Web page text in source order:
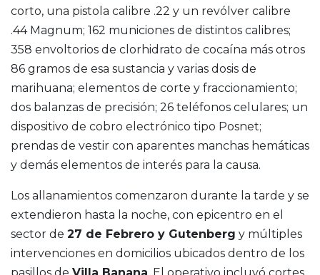
corto, una pistola calibre .22 y un revólver calibre
.44 Magnum; 162 municiones de distintos calibres;
358 envoltorios de clorhidrato de cocaína más otros
86 gramos de esa sustancia y varias dosis de
marihuana; elementos de corte y fraccionamiento;
dos balanzas de precisión; 26 teléfonos celulares; un
dispositivo de cobro electrónico tipo Posnet;
prendas de vestir con aparentes manchas hemáticas
y demás elementos de interés para la causa.
Los allanamientos comenzaron durante la tarde y se
extendieron hasta la noche, con epicentro en el
sector de 27 de Febrero y Gutenberg y múltiples
intervenciones en domicilios ubicados dentro de los